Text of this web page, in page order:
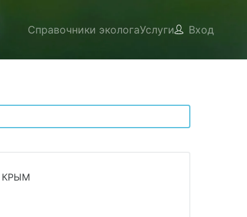
Справочники экологаУслуги Вход
КРЫМ